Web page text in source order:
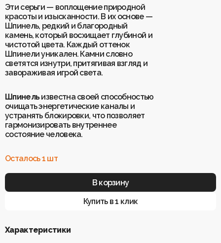
Перстни
Подвески
поход»
Коллекция
«Флюоритовая»
Подарки и упаковка
Подвески
Рождественская коллекция
Серьги
Талисман года 2026
Хранители пространства
Четки
Чокеры
Подарки и упаковка
Доставка
Гарантия и возврат
Обучение «Браслеты Мастера: искусство
и бизнес с камнями»
Блог
Эти серьги — воплощение природной
красоты и изысканности. В их основе —
Шпинель, редкий и благородный
камень, который восхищает глубиной и
чистотой цвета. Каждый оттенок
Шпинели уникален. Камни словно
светятся изнутри, притягивая взгляд и
завораживая игрой света.
Шпинельизвестна своей способностью
очищать энергетические каналы и
устранять блокировки, что позволяет
гармонизировать внутреннее
состояние человека.
Осталось 1 шт
В корзину
Купить в 1 клик
Характеристики